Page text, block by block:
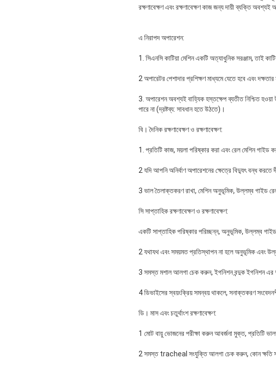
রক্ষণাবেক্ষণ এবং রক্ষণাবেক্ষণ কাজ জন্য দায়ী ব্যক্তি
এ নিরাপদ অপারেশন:
1. সিএনসি কাটিয়া মেশিন একটি অত্যাধুনিক সরঞ্জাম, তাই
2 অপারেটর পেশাদার প্রশিক্ষণ মাধ্যমে যেতে হবে এবং
3. অপারেশন অবশ্যই বাহ্যিক হস্তক্ষেপ ব্যতীত নিশ্চিত হওয়া
পারে না (দ্রষ্টব্য: সাবধান হতে উঠতে)।
বি। দৈনিক রক্ষণাবেক্ষণ ও রক্ষণাবেক্ষণ:
1. প্রতিটি কাজ, ময়লা পরিষ্কার করা এবং রেল মেশিন গাইড
2 যদি আপনি অনির্বাণ অপারেশনের ক্ষেত্রে বিদ্যুৎ বন্ধ করতে
3 ভাল তৈলাক্তকরণ রাখা, মেশিন অনুভূমিক, উল্লম্ব গাইড
সি সাপ্তাহিক রক্ষণাবেক্ষণ ও রক্ষণাবেক্ষণ:
একটি সাপ্তাহিক পরিষ্কার পরিচ্ছন্ন, অনুভূমিক, উল্লম্ব গাইড
2 যথাযথ এবং সময়মত প্রতিস্থাপন না হলে অনুভূমিক এবং
3 সমস্ত মশাল আলগা চেক করুন, ইগনিশন বন্দুক ইগনিশন এর
4 ডিভাইসের স্বয়ংক্রিয় সমন্বয় থাকলে, সনাক্তকরণ
ডি। মাস এবং চতুর্থাংশ রক্ষণাবেক্ষণ:
1 মোট বায়ু ভোজনের পরীক্ষা করুন আবর্জনা মুক্ত, প্রতিটি
2 সমস্ত tracheal সংযুক্তি আলগা চেক করুন, কোন ক্ষতি